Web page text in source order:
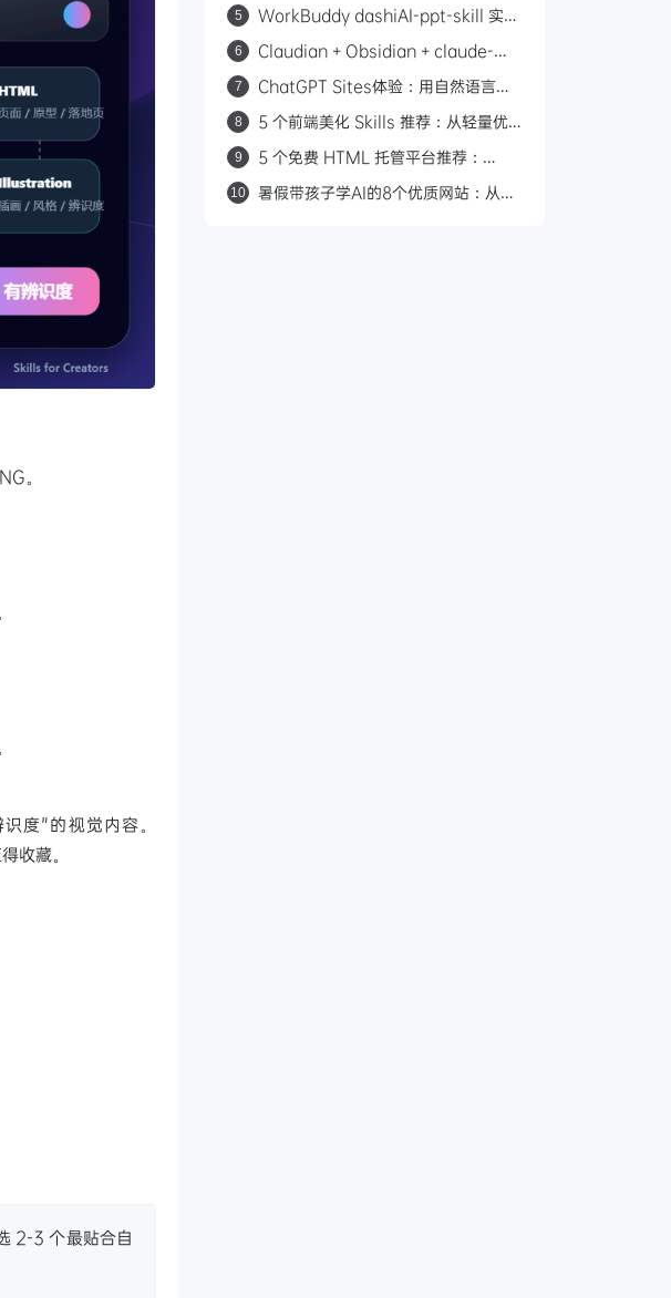
。
度"的视觉内容。
藏。
2-3 个最贴合自
5
WorkBuddy dashiAI-ppt-skill 实
6
Claudian + Obsidian + claude-
大脑
7
ChatGPT Sites体验：用自然语言描
8
5 个前端美化 Skills 推荐：从轻量优
粗糙感
9
5 个免费 HTML 托管平台推荐：
Netlify 等部署方案对比
10
暑假带孩子学AI的8个优质网站：从启